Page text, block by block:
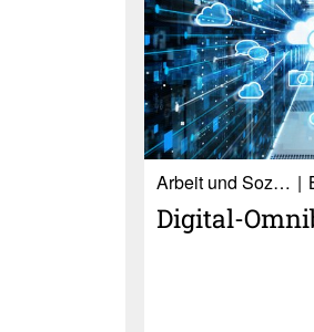
Ar­beit und So­zia­les
Digital-